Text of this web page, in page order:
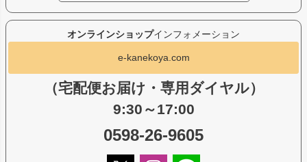
オンラインショップインフォメーション
e-kanekoya.com
（宅配便お届け・専用ダイヤル）
9:30～17:00
0598-26-9605